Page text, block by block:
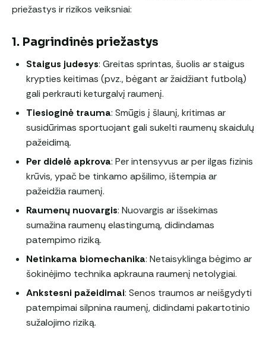
priežastys ir rizikos veiksniai:
1. Pagrindinės priežastys
Staigus judesys: Greitas sprintas, šuolis ar staigus
krypties keitimas (pvz., bėgant ar žaidžiant futbolą)
gali perkrauti keturgalvį raumenį.
Tiesioginė trauma: Smūgis į šlaunį, kritimas ar
susidūrimas sportuojant gali sukelti raumenų skaidulų
pažeidimą.
Per didelė apkrova: Per intensyvus ar per ilgas fizinis
krūvis, ypač be tinkamo apšilimo, ištempia ar
pažeidžia raumenį.
Raumenų nuovargis: Nuovargis ar išsekimas
sumažina raumenų elastingumą, didindamas
patempimo riziką.
Netinkama biomechanika: Netaisyklinga bėgimo ar
šokinėjimo technika apkrauna raumenį netolygiai.
Ankstesni pažeidimai: Senos traumos ar neišgydyti
patempimai silpnina raumenį, didindami pakartotinio
sužalojimo riziką.